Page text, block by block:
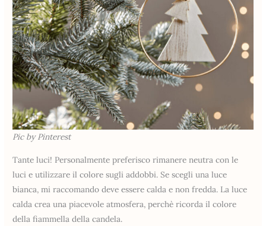
Pic by Pinterest
Tante luci! Personalmente preferisco rimanere neutra con le
luci e utilizzare il colore sugli addobbi. Se scegli una luce
bianca, mi raccomando deve essere calda e non fredda. La luce
calda crea una piacevole atmosfera, perchè ricorda il colore
della fiammella della candela.